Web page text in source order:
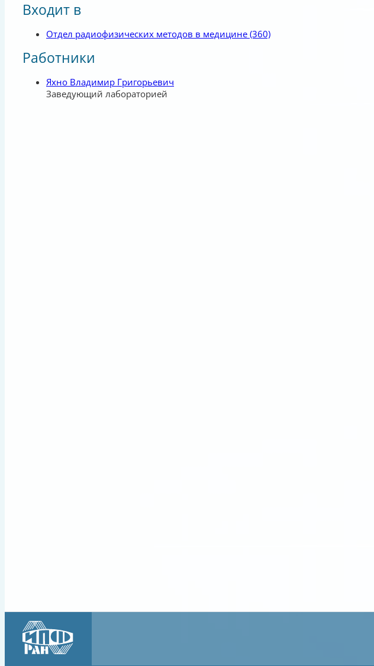
Входит в
Отдел радиофизических методов в медицине (360)
Работники
Яхно Владимир Григорьевич
Заведующий лабораторией